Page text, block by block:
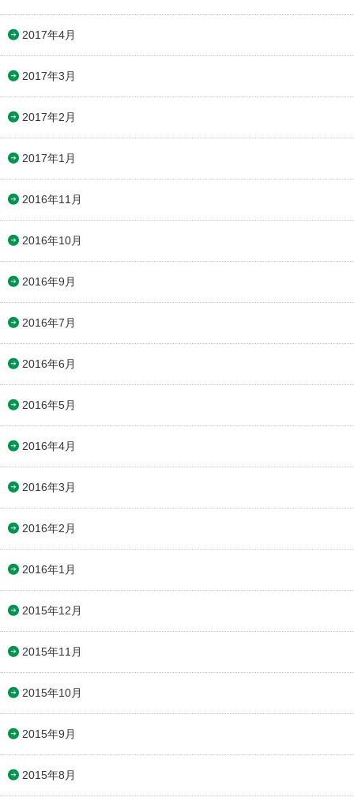
2017年4月
2017年3月
2017年2月
2017年1月
2016年11月
2016年10月
2016年9月
2016年7月
2016年6月
2016年5月
2016年4月
2016年3月
2016年2月
2016年1月
2015年12月
2015年11月
2015年10月
2015年9月
2015年8月